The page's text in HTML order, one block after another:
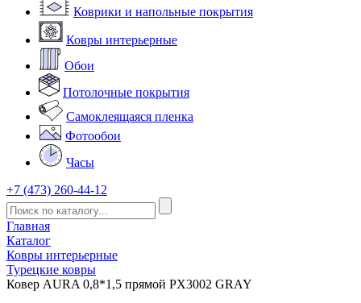
Коврики и напольные покрытия
Ковры интерьерные
Обои
Потолочные покрытия
Самоклеящаяся пленка
Фотообои
Часы
+7 (473) 260-44-12
Главная
Каталог
Ковры интерьерные
Турецкие ковры
Ковер AURA 0,8*1,5 прямой PX3002 GRAY